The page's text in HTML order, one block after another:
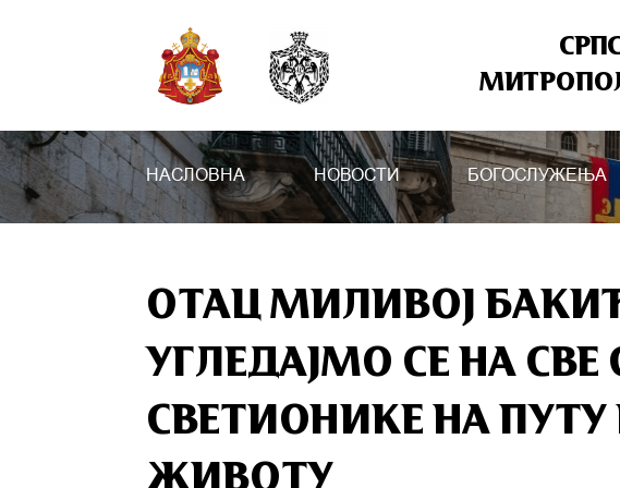
НАСЛОВНА НОВОСТИ БОГОСЛУЖЕЊА
ОТАЦ МИЛИВОЈ
УГЛЕДАЈМО СЕ НА СВЕ
СВЕТИОНИКЕ НА
ЖИВОТУ